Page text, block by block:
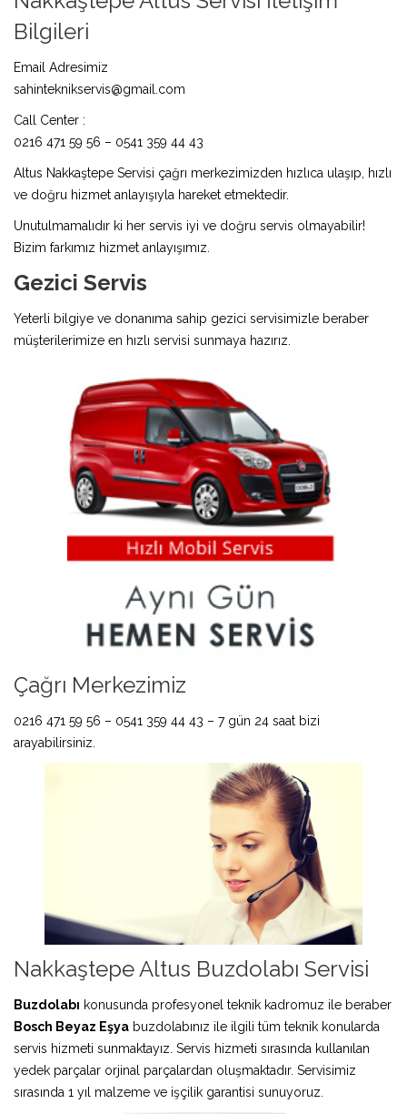
Bilgileri
Email Adresimiz
sahinteknikservis@gmail.com
Call Center :
0216 471 59 56 – 0541 359 44 43
Altus Nakkaştepe Servisi çağrı merkezimizden hızlıca ulaşıp, hızlı
ve doğru hizmet anlayışıyla hareket etmektedir.
Unutulmamalıdır ki her servis iyi ve doğru servis olmayabilir!
Bizim farkımız hizmet anlayışımız.
Gezici Servis
Yeterli bilgiye ve donanıma sahip gezici servisimizle beraber
müşterilerimize en hızlı servisi sunmaya hazırız.
Çağrı Merkezimiz
0216 471 59 56 – 0541 359 44 43 – 7 gün 24 saat bizi
arayabilirsiniz.
Nakkaştepe Altus Buzdolabı Servisi
Buzdolabı konusunda profesyonel teknik kadromuz ile beraber
Bosch Beyaz Eşya buzdolabınız ile ilgili tüm teknik konularda
servis hizmeti sunmaktayız. Servis hizmeti sırasında kullanılan
yedek parçalar orjinal parçalardan oluşmaktadır. Servisimiz
sırasında 1 yıl malzeme ve işçilik garantisi sunuyoruz.